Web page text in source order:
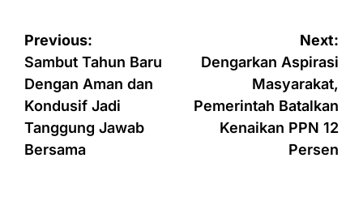
Post
navigation
Previous:
Sambut Tahun Baru
Dengan Aman dan
Kondusif Jadi
Tanggung Jawab
Bersama
Next:
Dengarkan Aspirasi
Masyarakat,
Pemerintah Batalkan
Kenaikan PPN 12
Persen